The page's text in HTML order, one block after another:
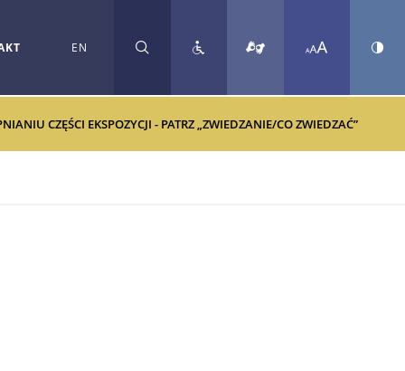
EN SZUKAJ
CZĘŚCI EKSPOZYCJI - PATRZ „ZWIEDZANIE/CO ZWIEDZAĆ”